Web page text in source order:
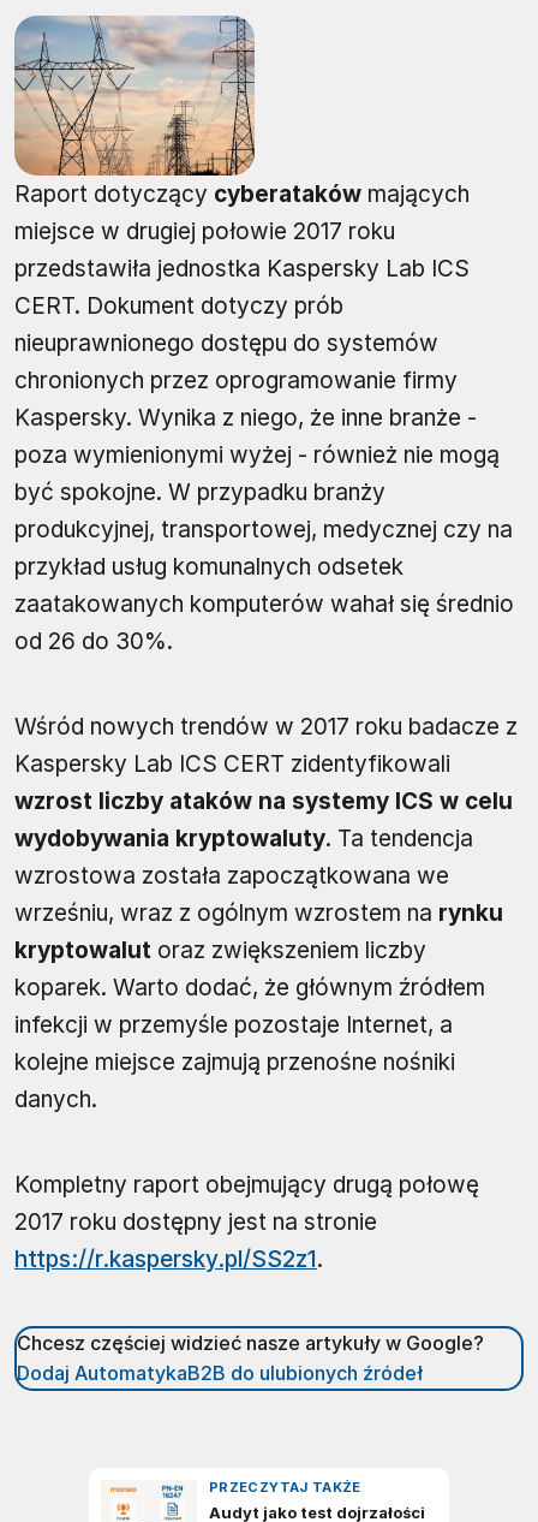
Raport dotyczący cyberataków mających
miejsce w drugiej połowie 2017 roku
przedstawiła jednostka Kaspersky Lab ICS
CERT. Dokument dotyczy prób
nieuprawnionego dostępu do systemów
chronionych przez oprogramowanie firmy
Kaspersky. Wynika z niego, że inne branże -
poza wymienionymi wyżej - również nie mogą
być spokojne. W przypadku branży
produkcyjnej, transportowej, medycznej czy na
przykład usług komunalnych odsetek
zaatakowanych komputerów wahał się średnio
od 26 do 30%.
Wśród nowych trendów w 2017 roku badacze z
Kaspersky Lab ICS CERT zidentyfikowali
wzrost liczby ataków na systemy ICS w celu
wydobywania kryptowaluty. Ta tendencja
wzrostowa została zapoczątkowana we
wrześniu, wraz z ogólnym wzrostem na rynku
kryptowalut oraz zwiększeniem liczby
koparek. Warto dodać, że głównym źródłem
infekcji w przemyśle pozostaje Internet, a
kolejne miejsce zajmują przenośne nośniki
danych.
Kompletny raport obejmujący drugą połowę
2017 roku dostępny jest na stronie
https://r.kaspersky.pl/SS2z1.
Chcesz częściej widzieć nasze artykuły w Google?
Dodaj AutomatykaB2B do ulubionych źródeł